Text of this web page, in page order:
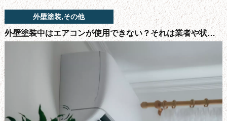
会社概要
無料お見積もり
シーリング工事について
ブログ
外壁塗装,その他
外壁塗装中はエアコンが使用できない？それは業者や状況により異なります！